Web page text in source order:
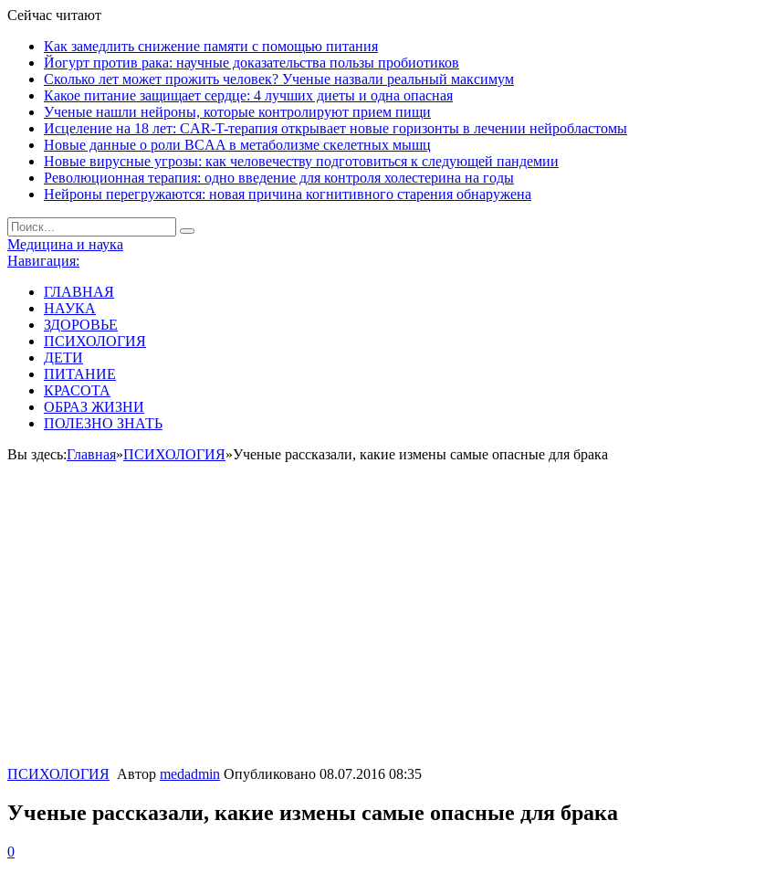
Сейчас читают
Как замедлить снижение памяти с помощью питания
Йогурт против рака: научные доказательства пользы пробиотиков
Сколько лет может прожить человек? Ученые назвали реальный максимум
Какое питание защищает сердце: 4 лучших диеты и одна опасная
Ученые нашли нейроны, которые контролируют прием пищи
Исцеление на 18 лет: CAR-T-терапия открывает новые горизонты в лечении нейробластомы
Новые данные о роли BCAA в метаболизме скелетных мышц
Новые вирусные угрозы: как человечеству подготовиться к следующей пандемии
Революционная терапия: одно введение для контроля холестерина на годы
Нейроны перегружаются: новая причина когнитивного старения обнаружена
Медицина и наука
Навигация:
ГЛАВНАЯ
НАУКА
ЗДОРОВЬЕ
ПСИХОЛОГИЯ
ДЕТИ
ПИТАНИЕ
КРАСОТА
ОБРАЗ ЖИЗНИ
ПОЛЕЗНО ЗНАТЬ
Вы здесь:Главная»ПСИХОЛОГИЯ»Ученые рассказали, какие измены самые опасные для брака
ПСИХОЛОГИЯ Автор medadmin Опубликовано 08.07.2016 08:35
Ученые рассказали, какие измены самые опасные для брака
0